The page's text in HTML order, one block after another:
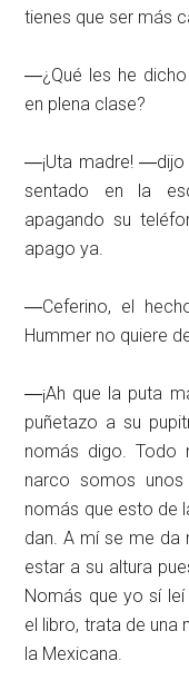
tienes que ser más
―¿Qué les he
en plena clase?
―¡Uta madre! ―dijo
sentado en la
apagando su
apago ya.
―Ceferino, el
Hummer no quiere
―¡Ah que la puta
puñetazo a su
nomás digo. Todo
narco somos
nomás que esto de
dan. A mí se me da
estar a su altura
Nomás que yo sí leí
el libro, trata de una
la Mexicana.